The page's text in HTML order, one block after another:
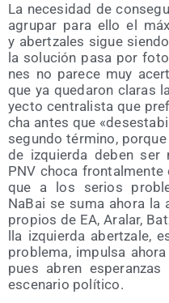
La nece­si­dad de
agru­par para ello el
y aber­tza­les sigue
la solu­ción pasa por
nes no pare­ce muy
que ya que­da­ron cla­ras
yec­to cen­tra­lis­ta que
cha antes que
segun­do tér­mino,
de izquier­da deben
PNV cho­ca
que a los serios
NaBai se suma aho­ra la
pro­pios de EA, Ara­lar,
lla izquier­da aber­tza­le,
pro­ble­ma, impul­sa
pues abren
esce­na­rio político.